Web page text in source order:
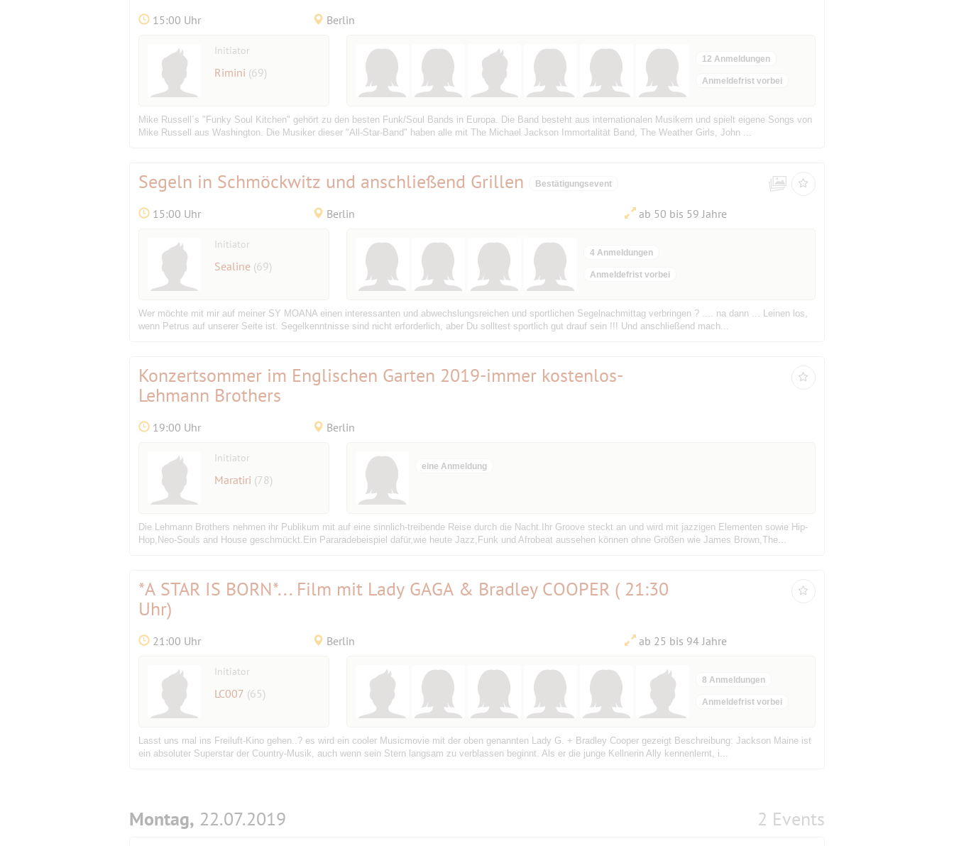
15:00 Uhr Berlin
Initiator
Rimini (69)
12 Anmeldungen
Anmeldefrist vorbei
Mike Russell´s "Funky Soul Kitchen" gehört zu den besten Funk/Soul Bands in Europa. Die Band besteht aus internationalen Musikern und spielt eigene Songs von
Mike Russell aus Washington. Die Musiker dieser "All-Star-Band" haben alle mit The Michael Jackson Immortalität Band, The Weather Girls, John ...
Segeln in Schmöckwitz und anschließend Grillen Bestätigungsevent
15:00 Uhr Berlin ab 50 bis 59 Jahre
Initiator
Sealine (69)
4 Anmeldungen
Anmeldefrist vorbei
Wer möchte mit mir auf meiner SY MOANA einen interessanten und abwechslungsreichen und sportlichen Segelnachmittag verbringen ? .... na dann ... Leinen los,
wenn Petrus auf unserer Seite ist. Segelkenntnisse sind nicht erforderlich, aber Du solltest sportlich gut drauf sein !!! Und anschließend mach...
Konzertsommer im Englischen Garten 2019-immer kostenlos-
Lehmann Brothers
19:00 Uhr Berlin
Initiator
Maratiri (78)
eine Anmeldung
Die Lehmann Brothers nehmen ihr Publikum mit auf eine sinnlich-treibende Reise durch die Nacht.Ihr Groove steckt an und wird mit jazzigen Elementen sowie Hip-
Hop,Neo-Souls and House geschmückt.Ein Pararadebeispiel dafür,wie heute Jazz,Funk und Afrobeat aussehen können ohne Größen wie James Brown,The...
*A STAR IS BORN*... Film mit Lady GAGA & Bradley COOPER ( 21:30
Uhr)
21:00 Uhr Berlin ab 25 bis 94 Jahre
Initiator
LC007 (65)
8 Anmeldungen
Anmeldefrist vorbei
Lasst uns mal ins Freiluft-Kino gehen..? es wird ein cooler Musicmovie mit der oben genannten Lady G. + Bradley Cooper gezeigt Beschreibung: Jackson Maine ist
ein absoluter Superstar der Country-Musik, auch wenn sein Stern langsam zu verblassen beginnt. Als er die junge Kellnerin Ally kennenlernt, i...
Montag, 22.07.2019
2 Events